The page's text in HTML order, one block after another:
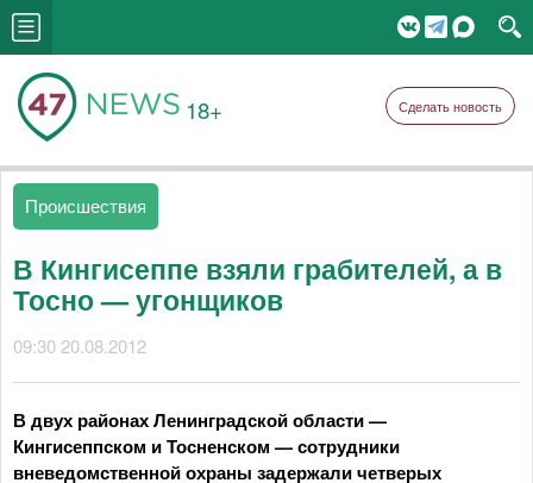
18+ Сделать новость
Происшествия
В Кингисеппе взяли грабителей, а в
Тосно — угонщиков
09:30 20.08.2012
В двух районах Ленинградской области —
Кингисеппском и Тосненском — сотрудники
вневедомственной охраны задержали четверых